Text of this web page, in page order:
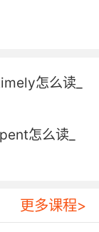
you to
to work.
怎么读_
怎么读_
更多课程>